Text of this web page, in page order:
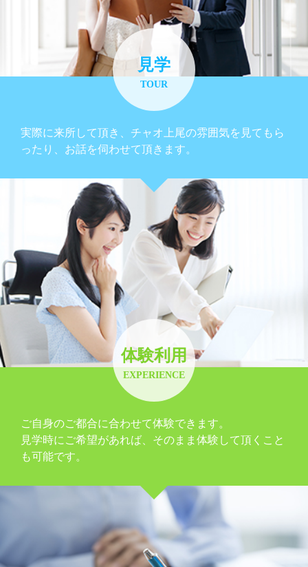
見学
TOUR
実際に来所して頂き、チャオ上尾の雰囲気を見てもら
ったり、お話を伺わせて頂きます。
体験利用
EXPERIENCE
ご自身のご都合に合わせて体験できます。
見学時にご希望があれば、そのまま体験して頂くこと
も可能です。